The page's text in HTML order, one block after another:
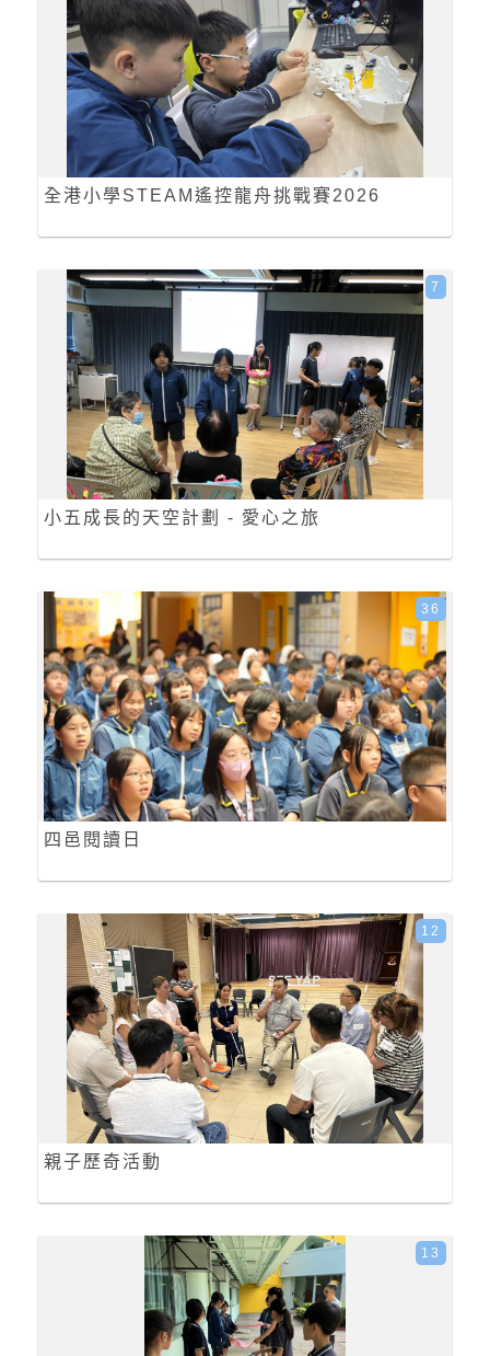
全港小學STEAM遙控龍舟挑戰賽2026
小五成長的天空計劃 - 愛心之旅
7
四邑閱讀日
36
親子歷奇活動
12
13